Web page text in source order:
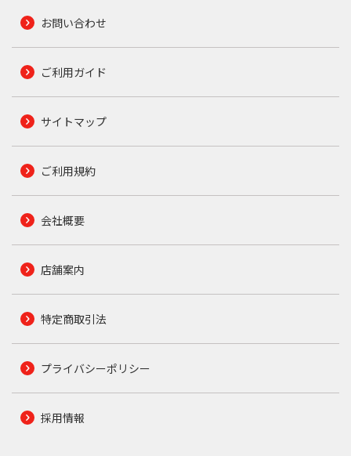
お問い合わせ
ご利用ガイド
サイトマップ
ご利用規約
会社概要
店舗案内
特定商取引法
プライバシーポリシー
採用情報